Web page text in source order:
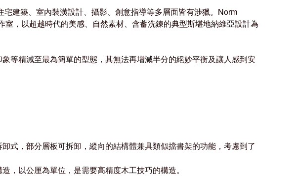
建築、室內裝潢設計、攝影、創意指導等多層面皆有涉獵。 Norm
，以超越時代的美感、自然素材、含蓄洗鍊的典型斯堪地納維亞設計為
等精減至最為簡單的型態，其無法再增減半分的絕妙平衡及讓人感到安
式，部分層板可拆卸，縱向的結構體兼具類似擋書架的功能，考慮到了
，以公厘為單位，是需要高精度木工技巧的構造。